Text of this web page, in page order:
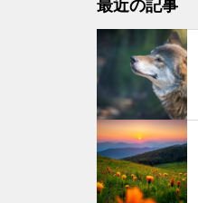
最近の記事